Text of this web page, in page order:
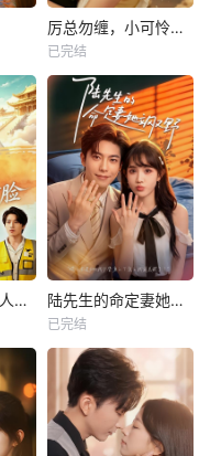
厉总勿缠，小可怜只想当厂妹
已完结
别惹吉星，她打人专打脸 陆先生的命定妻她飒又野
已完结